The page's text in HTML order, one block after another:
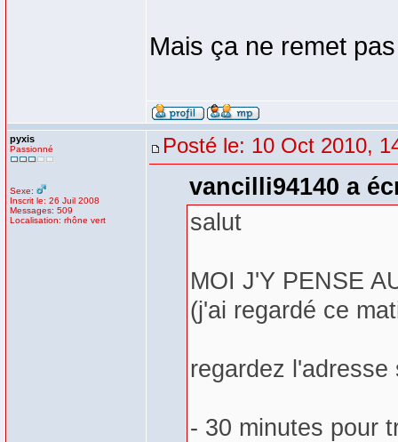
Mais ça ne remet
pyxis
Passionné
Sexe:
Inscrit le: 26 Juil 2008
Messages: 509
Localisation: rhône vert
Posté le: 10 Oct 2010,
vancilli94140 a
salut
MOI J'Y PENSE
(j'ai regardé ce
regardez l'adresse
- 30 minutes pour